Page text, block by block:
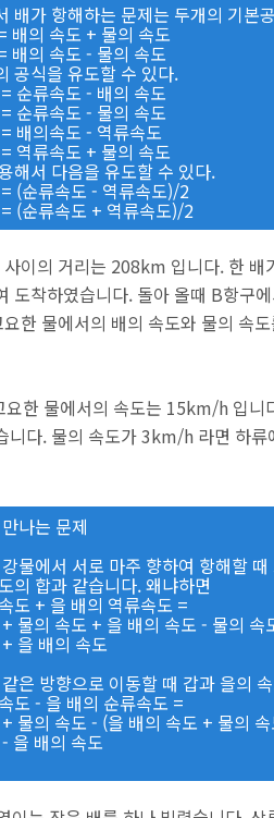
배가 항해하는 문제는 두개의 기본
배의 속도 + 물의 속도
배의 속도 - 물의 속도
공식을 유도할 수 있다.
순류속도 - 배의 속도
순류속도 - 물의 속도
배의속도 - 역류속도
역류속도 + 물의 속도
해서 다음을 유도할 수 있다.
(순류속도 - 역류속도)/2
(순류속도 + 역류속도)/2
이의 거리는 208km 입니다. 한
도착하였습니다. 돌아 올때 B항구
한 물에서의 배의 속도와 물의 속
요한 물에서의 속도는 15km/h 입니
니다. 물의 속도가 3km/h 라면 하
나는 문제
물에서 서로 마주 향하여 항해할
의 합과 같습니다. 왜냐하면
도 + 을 배의 역류속도 =
물의 속도 + 을 배의 속도 - 물의 속
을 배의 속도
은 방향으로 이동할 때 갑과 을의
도 - 을 배의 순류속도 =
물의 속도 - (을 배의 속도 + 물의
을 배의 속도